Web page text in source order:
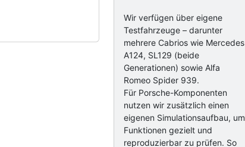
Wir verfügen über eigene
Testfahrzeuge – darunter
mehrere Cabrios wie Mercedes
A124, SL129 (beide
Generationen) sowie Alfa
Romeo Spider 939.
Für Porsche-Komponenten
nutzen wir zusätzlich einen
eigenen Simulationsaufbau, um
Funktionen gezielt und
reproduzierbar zu prüfen. So